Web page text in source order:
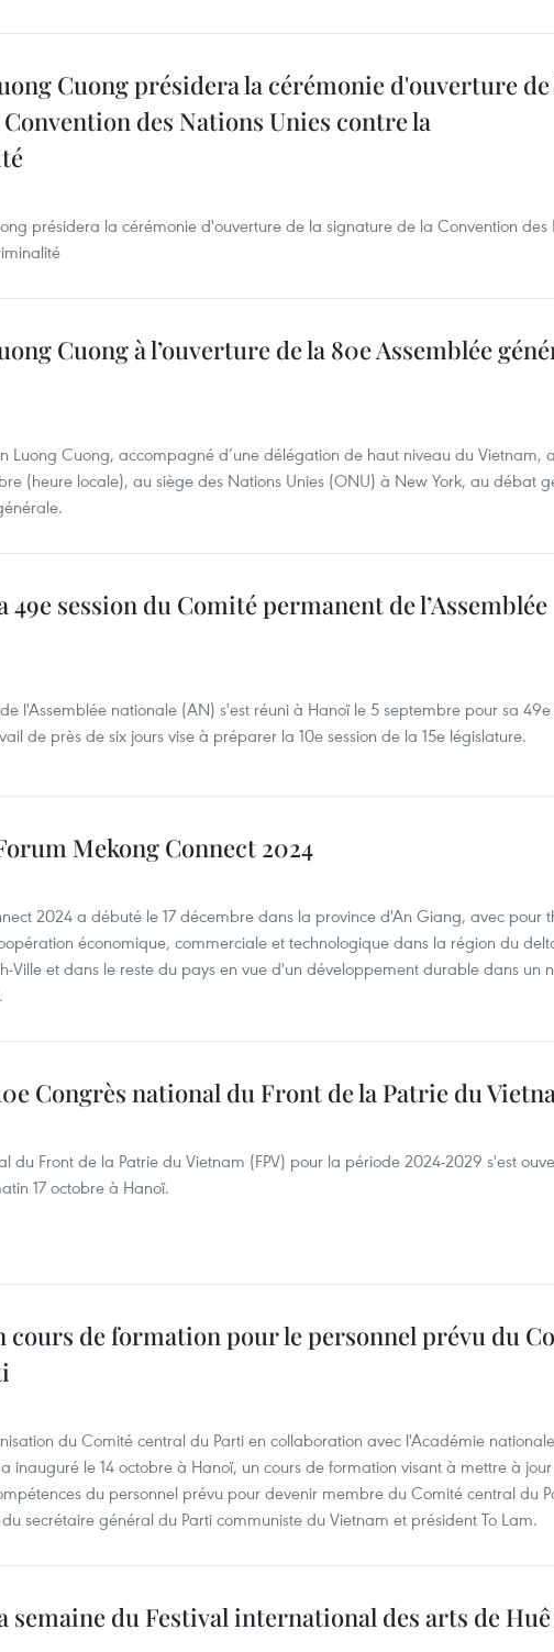
Cuong présidera la cérémonie d'ouverture de
des Nations Unies contre la
présidera la cérémonie d'ouverture de la signature de la Convention des
Cuong à l’ouverture de la 80e Assemblée
Luong Cuong, accompagné d’une délégation de haut niveau du Vietnam, a
(heure locale), au siège des Nations Unies (ONU) à New York, au débat
49e session du Comité permanent de l’Assemblée
l'Assemblée nationale (AN) s'est réuni à Hanoï le 5 septembre pour sa 49e
de près de six jours vise à préparer la 10e session de la 15e législature.
Mekong Connect 2024
2024 a débuté le 17 décembre dans la province d'An Giang, avec pour
économique, commerciale et technologique dans la région du
Ville et dans le reste du pays en vue d'un développement durable dans un
Congrès national du Front de la Patrie du
du Front de la Patrie du Vietnam (FPV) pour la période 2024-2029 s'est
17 octobre à Hanoï.
cours de formation pour le personnel prévu du
du Comité central du Parti en collaboration avec l'Académie
inauguré le 14 octobre à Hanoï, un cours de formation visant à mettre à jour
du personnel prévu pour devenir membre du Comité central du
secrétaire général du Parti communiste du Vietnam et président To Lam.
semaine du Festival international des arts de